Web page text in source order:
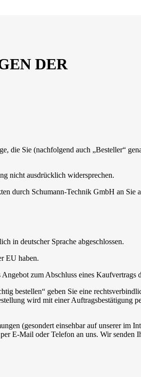
DER
die Sie (nachfolgend auch „Besteller“
nicht ausdrücklich widersprechen.
durch Schumann-Technik GmbH an
in deutscher Sprache abgeschlossen.
EU haben.
zum Abschluss eines Kaufvertrags
bestellen“ geben Sie eine
wird mit einer
(gesondert einsehbar auf unserer im
E-Mail oder Telefon an uns. Wir senden